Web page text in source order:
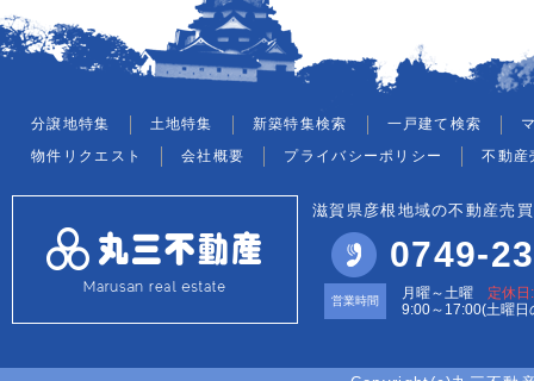
分譲地特集 土地特集 新築特集検索 一戸建て検索
物件リクエスト
会社概要 プライバシーポリシー 不動産
滋賀県彦根地域の不動産売
0749-
営業時間 月曜～土曜 定休
9:00～17:00(土曜日